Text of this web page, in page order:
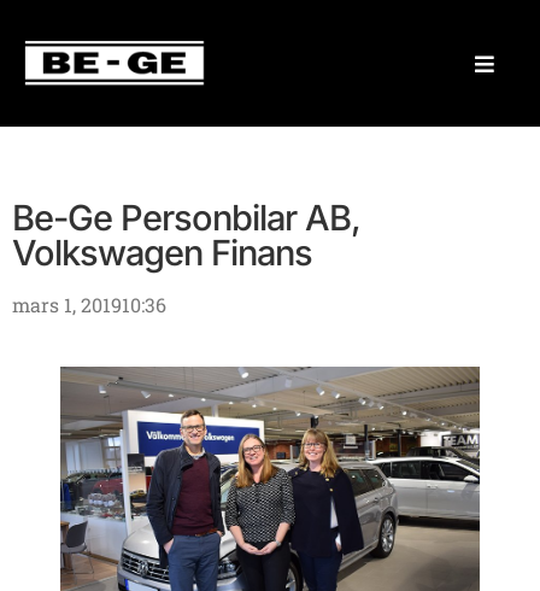
Be-Ge Personbilar AB,
Volkswagen Finans
mars 1, 201910:36